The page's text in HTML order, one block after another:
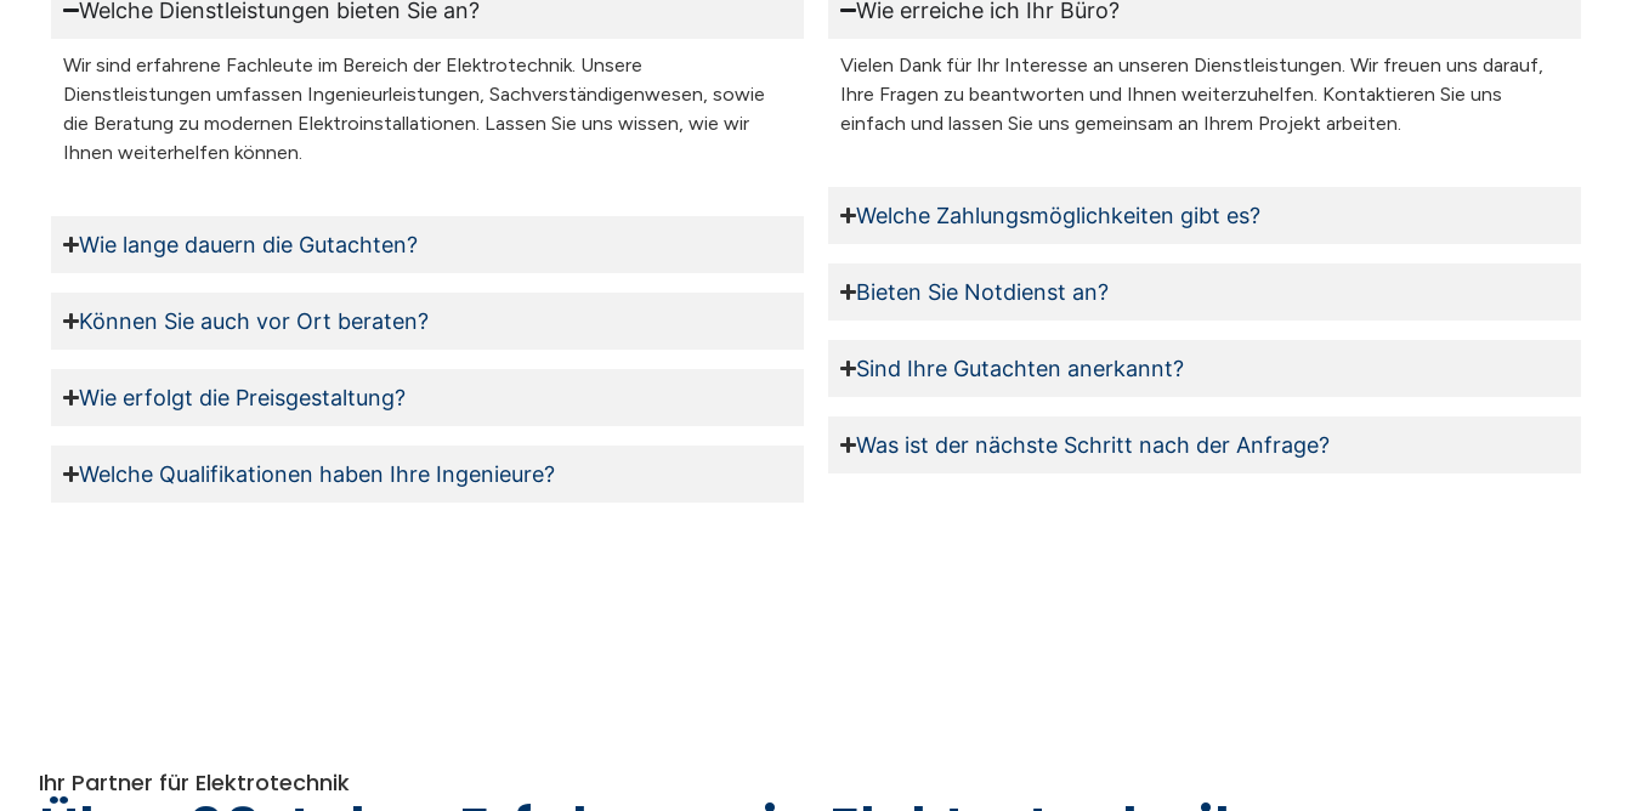
Welche Dienstleistungen bieten Sie an?
Wir sind erfahrene Fachleute im Bereich der Elektrotechnik. Unsere
Dienstleistungen umfassen Ingenieurleistungen, Sachverständigenwesen, sowie
die Beratung zu modernen Elektroinstallationen. Lassen Sie uns wissen, wie wir
Ihnen weiterhelfen können.
Wie lange dauern die Gutachten?
Können Sie auch vor Ort beraten?
Wie erfolgt die Preisgestaltung?
Welche Qualifikationen haben Ihre Ingenieure?
Wie erreiche ich Ihr Büro?
Vielen Dank für Ihr Interesse an unseren Dienstleistungen. Wir freuen uns darauf,
Ihre Fragen zu beantworten und Ihnen weiterzuhelfen. Kontaktieren Sie uns
einfach und lassen Sie uns gemeinsam an Ihrem Projekt arbeiten.
Welche Zahlungsmöglichkeiten gibt es?
Bieten Sie Notdienst an?
Sind Ihre Gutachten anerkannt?
Was ist der nächste Schritt nach der Anfrage?
Ihr Partner für Elektrotechnik